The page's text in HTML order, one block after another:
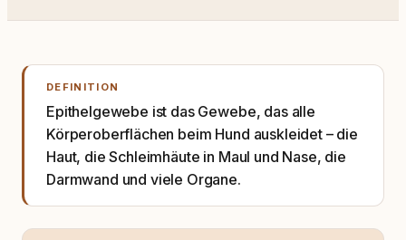
DEFINITION
Epithelgewebe ist das Gewebe, das alle
Körperoberflächen beim Hund auskleidet – die
Haut, die Schleimhäute in Maul und Nase, die
Darmwand und viele Organe.